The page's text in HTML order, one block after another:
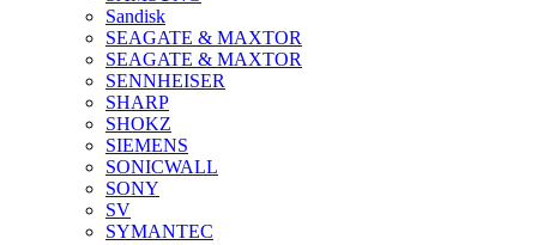
Sandisk
SEAGATE & MAXTOR
SEAGATE & MAXTOR
SENNHEISER
SHARP
SHOKZ
SIEMENS
SONICWALL
SONY
SV
SYMANTEC